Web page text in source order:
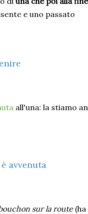
e uno passato
all'una: la stiamo
avvenuta
sur la route (ha